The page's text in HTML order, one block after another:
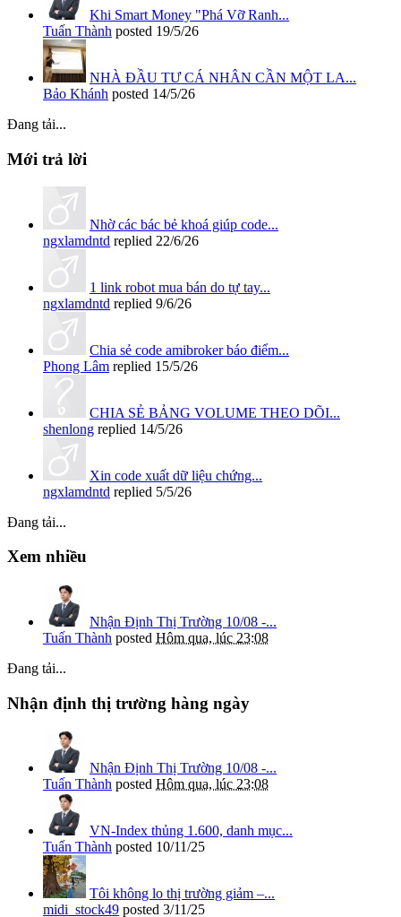
Khi Smart Money "Phá Vỡ Ranh...
Tuấn Thành posted 19/5/26
NHÀ ĐẦU TƯ CÁ NHÂN CẦN MỘT LA...
Bảo Khánh posted 14/5/26
Đang tải...
Mới trả lời
Nhờ các bác bẻ khoá giúp code...
ngxlamdntd replied 22/6/26
1 link robot mua bán do tự tay...
ngxlamdntd replied 9/6/26
Chia sẻ code amibroker báo điểm...
Phong Lâm replied 15/5/26
CHIA SẺ BẢNG VOLUME THEO DÕI...
shenlong replied 14/5/26
Xin code xuất dữ liệu chứng...
ngxlamdntd replied 5/5/26
Đang tải...
Xem nhiều
Nhận Định Thị Trường 10/08 -...
Tuấn Thành posted Hôm qua, lúc 23:08
Đang tải...
Nhận định thị trường hàng ngày
Nhận Định Thị Trường 10/08 -...
Tuấn Thành posted Hôm qua, lúc 23:08
VN-Index thủng 1.600, danh mục...
Tuấn Thành posted 10/11/25
Tôi không lo thị trường giảm –...
midi_stock49 posted 3/11/25